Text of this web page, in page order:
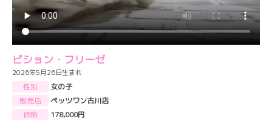
ビション・フリーゼ
2026年5月26日生まれ
性別
女の子
販売店
ペッツワン古川店
価格
178,000円